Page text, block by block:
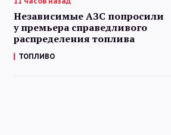
Независимые АЗС попросили
у премьера справедливого
распределения топлива
ТОПЛИВО